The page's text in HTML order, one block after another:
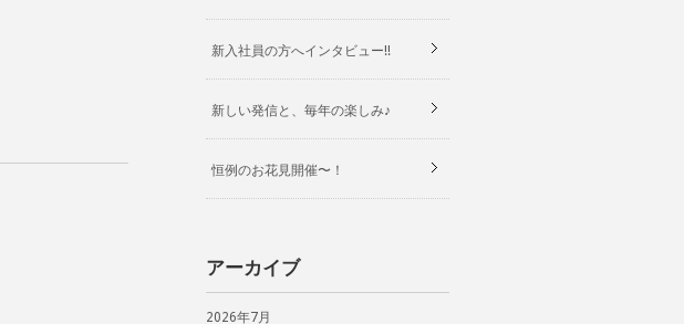
新入社員の方へインタビュー!!
新しい発信と、毎年の楽しみ♪
恒例のお花見開催〜！
アーカイブ
2026年7月